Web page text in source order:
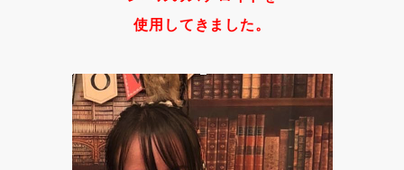
使用してきました。